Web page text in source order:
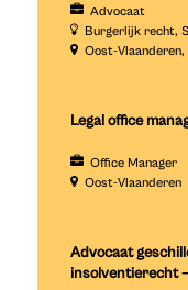
Advocaat
Burgerlijk recht
Oost-Vlaanderen
Legal office
Office Manager
Oost-Vlaanderen
Advocaat
insolventierecht